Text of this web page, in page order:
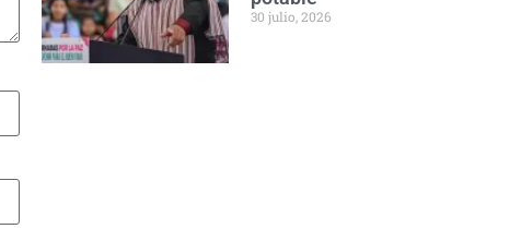
30 julio, 2026